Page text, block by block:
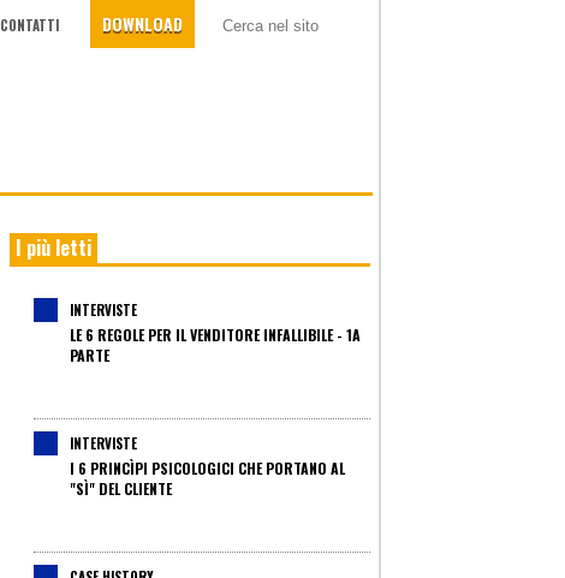
CONTATTI DOWNLOAD
I più letti
INTERVISTE
LE 6 REGOLE PER IL VENDITORE INFALLIBILE - 1A
PARTE
INTERVISTE
I 6 PRINCÌPI PSICOLOGICI CHE PORTANO AL
"SÌ" DEL CLIENTE